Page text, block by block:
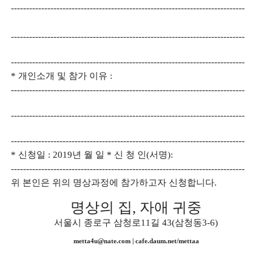
-----------------------------------------------------------------------------
-----------------------------------------------------------------------------
-----------------------------------------------------------------------------
* 개인소개 및 참가 이유 :
-----------------------------------------------------------------------------
-----------------------------------------------------------------------------
-----------------------------------------------------------------------------
* 신청일 : 2019년 월 일 * 신 청 인(서명):
-----------------------------------------------------------------------------
위 본인은 위의 명상과정에 참가하고자 신청합니다.
명상의 집, 자애 귀중
서울시 종로구 삼청로11길 43(삼청동3-6)
metta4u@nate.com | cafe.daum.net/mettaa